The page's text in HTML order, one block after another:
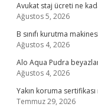
Avukat staj ücreti ne
Ağustos 5, 2026
B sınıfı kurutma
Ağustos 4, 2026
Alo Aqua Pudra
Ağustos 4, 2026
Yakın koruma sertifikası
Temmuz 29, 2026